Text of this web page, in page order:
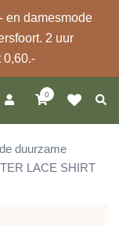
en damesmode
2 uur
0,60.-
0
duurzame
LACE SHIRT